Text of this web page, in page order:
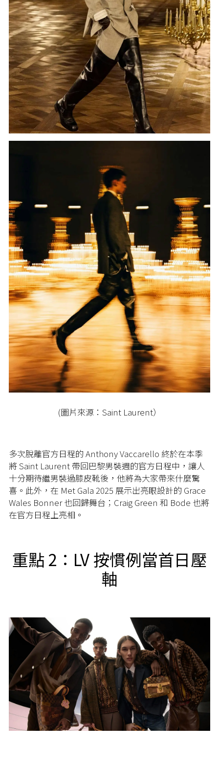
(圖片來源：Saint Laurent）
多次脫離官方日程的 Anthony Vaccarello 終於在本季
將 Saint Laurent 帶回巴黎男裝週的官方日程中，讓人
十分期待繼男裝過膝皮靴後，他將為大家帶來什麼驚
喜。此外，在 Met Gala 2025 展示出亮眼設計的 Grace
Wales Bonner 也回歸舞台；Craig Green 和 Bode 也將
在官方日程上亮相。
重點 2：LV 按慣例當首日壓
軸